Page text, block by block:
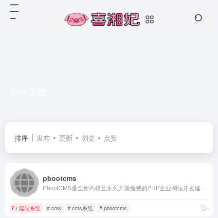
排序 发布 更新 浏览 点赞
pbootcms
建站系统 # cms # cms系统 # pbootcms